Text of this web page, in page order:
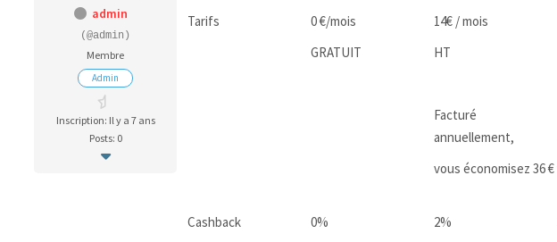
admin
(@admin)
Membre
Admin
Inscription: Il y a 7 ans
Posts: 0
Tarifs
0 €/mois
GRATUIT
14€ / mois
HT
Facturé
annuellement,
vous économisez 36 €
Cashback
0% 2%